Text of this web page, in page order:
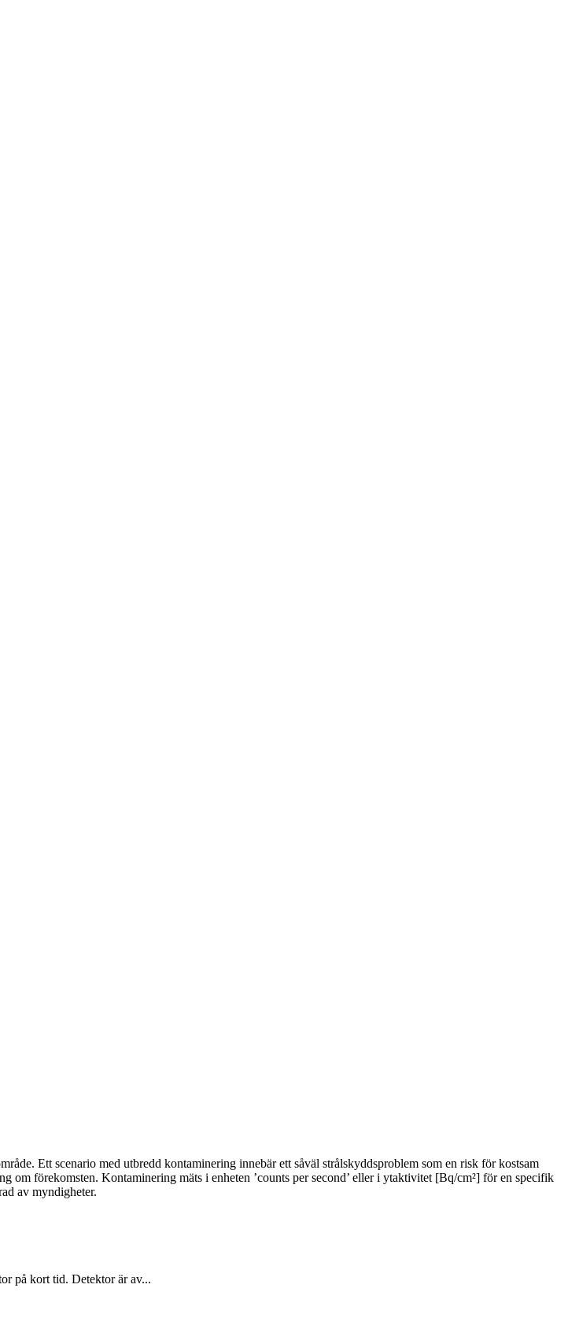
Ett scenario med utbredd kontaminering innebär ett såväl strålskyddsproblem som en risk för kostsam
förekomsten. Kontaminering mäts i enheten ’counts per second’ eller i ytaktivitet [Bq/cm²] för en specifik
av myndigheter.
på kort tid. Detektor är av...